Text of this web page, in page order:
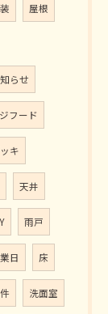
屋根
らせ
フード
キ
天井
雨戸
日 床
洗面室